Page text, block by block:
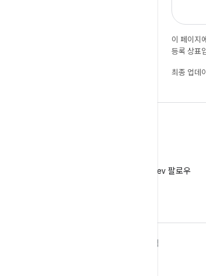
이 페이지
등록 상표
최종 업
X에서 @AndroidDev 팔로우
탐색